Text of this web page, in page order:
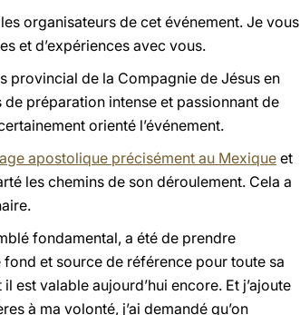
organisateurs de cet événement. Je vous
et d’expériences avec vous.
provincial de la Compagnie de Jésus en
de préparation intense et passionnant de
orienté l’événement.
apostolique précisément au Mexique et
les chemins de son déroulement. Cela a
fondamental, a été de prendre
et source de référence pour toute sa
est valable aujourd’hui encore. Et j’ajoute
à ma volonté, j’ai demandé qu’on